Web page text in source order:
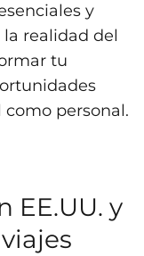
y
realidad del
tu
personal.
y